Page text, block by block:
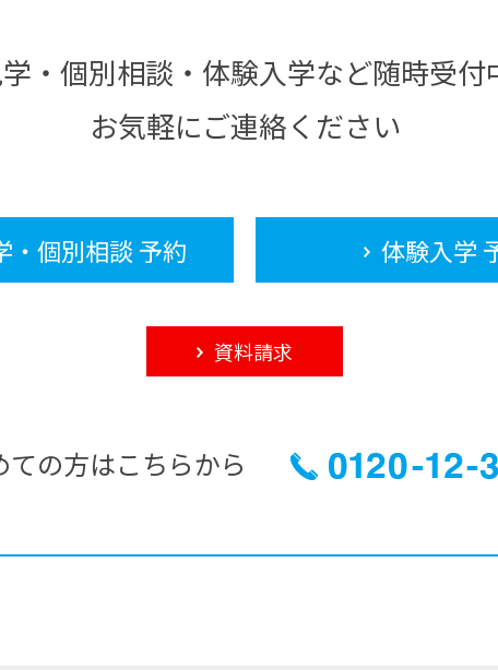
・個別相談・体験入学など随時受付
お気軽にご連絡ください
・個別相談 予約 体験入学
資料請求
ての方はこちらから